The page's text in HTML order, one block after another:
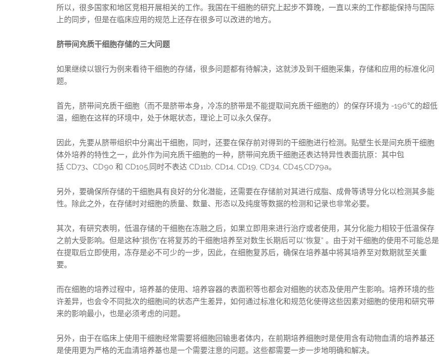
所以，很多国家和地区竞相开展相关的工作。我国在干细胞的研究上起步不算晚，一直以来的工作都能保持与国际
上的同步，但是在临床应用的规范上还存在很多可以改进的地方。
脐带间充质干细胞存储的三大问题
如果继续以银行为例来看待干细胞的存储，很多问题都有待解决，这就涉及到干细胞采集，存储和应用的标准化问
题。
首先，脐带间充质干细胞（而不是脐带本身，冷冻的脐带是不能提取间充质干细胞的）的保存环境为 -196℃的超低
温，细胞在这样的环境中，处于休眠状态，理论上可以永久保存。
因此，先要从脐带组织中分离出干细胞，同时，还要在保存前对得到的干细胞进行检测。贴壁生长是间充质干细胞
体外培养的特性之一，此外作为间充质干细胞的一种，脐带间充质干细胞还表达特异性表面抗原：其中包
括 CD73、CD90 和 CD105,同时不表达 CD11b, CD14, CD19, CD34, CD45,CD79a。
另外，要确保所存储的干细胞具有良好的分化潜能，还需要在存储前对其进行成脂、成骨等诱导分化以检测其多能
性。除此之外，在存储时对细胞的质量、数量、形态以及纯度等数据的检测和记录也非常必要。
其次，有研究表明，低温存储的干细胞在冻融之后，如果立即用来进行治疗或者使用，其分化能力相较于低温保存
之前大受影响。但是这种“损伤”在将复苏的干细胞培养至对数生长期后可以“恢复” 。由于对干细胞的使用不可能总是
在提取后立即使用，冻存是必不可少的一步，因此，在细胞复苏后，确保在培养基中将其培养至对数期就至关重
要。
而在细胞的培养过程中，培养基的使用、培养容器的表面积等也都会对细胞的状态及使用产生影响。培养环境的些
许差异，也会令不同批次的细胞间的状态产生差异，如何通过标准化和规范化使得这些因素对细胞的使用和研究带
来的影响最小，也是必须考虑的问题。
另外，由于在临床上使用干细胞经常需要将细胞回输患者体内，在前期培养细胞时是使用含有动物血清的培养基还
是使用更为严格的无血清培养基也是一个需要注意的问题。这些都需要一步一步地明确和解决。